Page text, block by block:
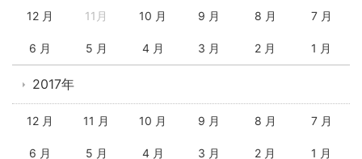
12 月 11月 10 月 9 月 8 月 7 月
6 月 5 月 4 月 3 月 2 月 1 月
2017年
12 月 11 月 10 月 9 月 8 月 7 月
6 月 5 月 4 月 3 月 2 月 1 月